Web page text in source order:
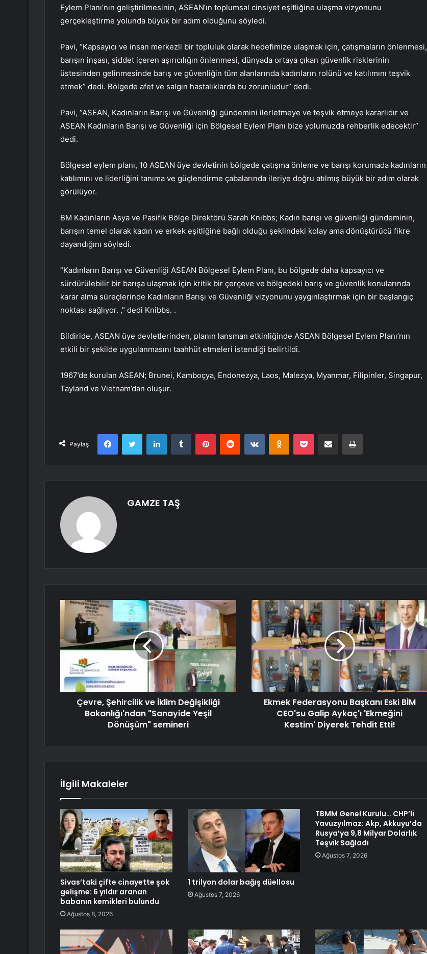
Eylem Planı’nın geliştirilmesinin, ASEAN’ın toplumsal cinsiyet eşitliğine ulaşma vizyonunu
gerçekleştirme yolunda büyük bir adım olduğunu söyledi.
Pavi, “Kapsayıcı ve insan merkezli bir topluluk olarak hedefimize ulaşmak için, çatışmaların önlenmesi,
barışın inşası, şiddet içeren aşırıcılığın önlenmesi, dünyada ortaya çıkan güvenlik risklerinin
üstesinden gelinmesinde barış ve güvenliğin tüm alanlarında kadınların rolünü ve katılımını teşvik
etmek” dedi. Bölgede afet ve salgın hastalıklarda bu zorunludur” dedi.
Pavi, “ASEAN, Kadınların Barışı ve Güvenliği gündemini ilerletmeye ve teşvik etmeye kararlıdır ve
ASEAN Kadınların Barışı ve Güvenliği için Bölgesel Eylem Planı bize yolumuzda rehberlik edecektir”
dedi.
Bölgesel eylem planı, 10 ASEAN üye devletinin bölgede çatışma önleme ve barışı korumada kadınların
katılımını ve liderliğini tanıma ve güçlendirme çabalarında ileriye doğru atılmış büyük bir adım olarak
görülüyor.
BM Kadınların Asya ve Pasifik Bölge Direktörü Sarah Knibbs; Kadın barışı ve güvenliği gündeminin,
barışın temel olarak kadın ve erkek eşitliğine bağlı olduğu şeklindeki kolay ama dönüştürücü fikre
dayandığını söyledi.
“Kadınların Barışı ve Güvenliği ASEAN Bölgesel Eylem Planı, bu bölgede daha kapsayıcı ve
sürdürülebilir bir barışa ulaşmak için kritik bir çerçeve ve bölgedeki barış ve güvenlik konularında
karar alma süreçlerinde Kadınların Barışı ve Güvenliği vizyonunu yaygınlaştırmak için bir başlangıç ​​
noktası sağlıyor. ,” dedi Knibbs. .
Bildiride, ASEAN üye devletlerinden, planın lansman etkinliğinde ASEAN Bölgesel Eylem Planı’nın
etkili bir şekilde uygulanmasını taahhüt etmeleri istendiği belirtildi.
1967’de kurulan ASEAN; Brunei, Kamboçya, Endonezya, Laos, Malezya, Myanmar, Filipinler, Singapur,
Tayland ve Vietnam’dan oluşur.
Paylaş
FacebookTwitter LinkedInTumblr PinterestReddit VKontakteOdnoklassniki
Pocket E-Posta ile paylaş Yazdır
GAMZE TAŞ
Çevre, Şehircilik ve İklim Değişikliği
Bakanlığı'ndan "Sanayide Yeşil
Dönüşüm" semineri
Ekmek Federasyonu Başkanı Eski BİM
CEO'su Galip Aykaç'ı 'Ekmeğini
Kestim' Diyerek Tehdit Etti!
İlgili Makaleler
Sivas’taki çifte cinayette şok
gelişme: 6 yıldır aranan
babanın kemikleri bulundu
Ağustos 8, 2026
1 trilyon dolar bağış düellosu
Ağustos 7, 2026
TBMM Genel Kurulu… CHP’li
Yavuzyılmaz: Akp, Akkuyu’da
Rusya’ya 9,8 Milyar Dolarlık
Teşvik Sağladı
Ağustos 7, 2026